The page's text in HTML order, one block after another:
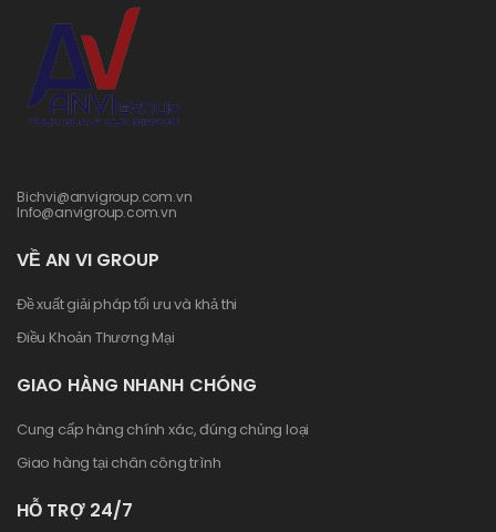
Bichvi@anvigroup.com.vn
Info@anvigroup.com.vn
VỀ AN VI GROUP
Đề xuất giải pháp tối ưu và khả thi
Điều Khoản Thương Mại
GIAO HÀNG NHANH CHÓNG
Cung cấp hàng chính xác, đúng chủng loại
Giao hàng tại chân công trình
HỖ TRỢ 24/7